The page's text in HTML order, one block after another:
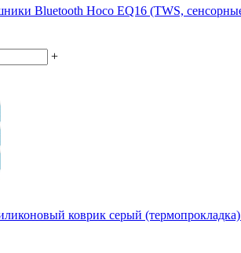
Bluetooth Hoco EQ16 (TWS,
+
коврик серый